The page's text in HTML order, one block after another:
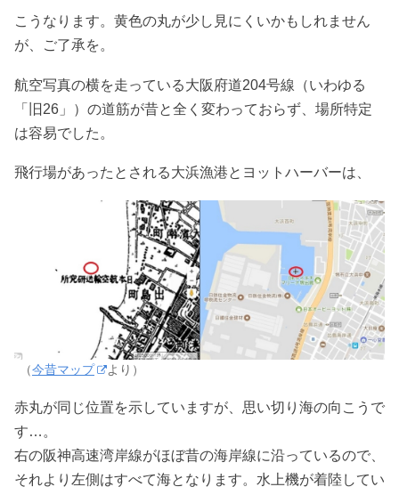
こうなります。黄色の丸が少し見にくいかもしれません
が、ご了承を。
航空写真の横を走っている大阪府道204号線（いわゆる
「旧26」）の道筋が昔と全く変わっておらず、場所特定
は容易でした。
飛行場があったとされる大浜漁港とヨットハーバーは、
（今昔マップ より）
赤丸が同じ位置を示していますが、思い切り海の向こうで
す…。
右の阪神高速湾岸線がほぼ昔の海岸線に沿っているので、
それより左側はすべて海となります。水上機が着陸してい